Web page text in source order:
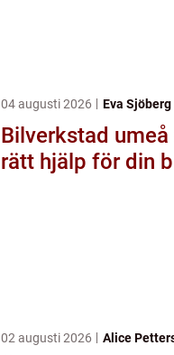
04 augusti 2026 Eva Sjöberg
Bilverkstad umeå så hittar du
rätt hjälp för din
02 augusti 2026 Alice